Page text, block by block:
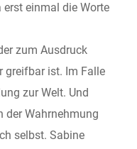
erst einmal die Worte
zum Ausdruck
greifbar ist. Im Falle
zur Welt. Und
der Wahrnehmung
selbst. Sabine